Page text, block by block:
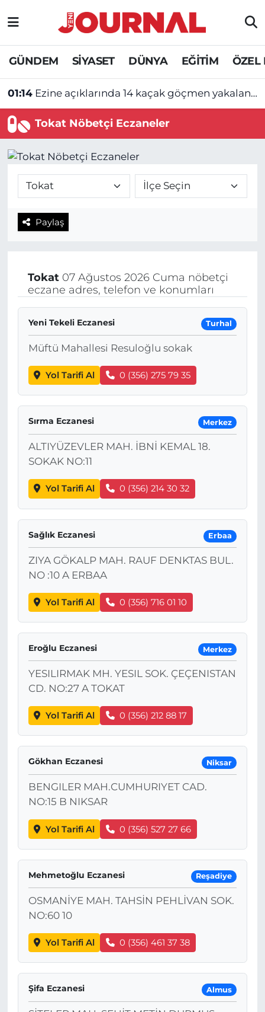
GÜNDEM SİYASET DÜNYA EĞİTİM ÖZEL
01:14 Ezine açıklarında 14 kaçak göçmen yakalandı
Tokat Nöbetçi Eczaneler
Paylaş
Tokat07 Ağustos 2026 Cuma nöbetçi
eczane adres, telefon ve konumları
Yeni Tekeli Eczanesi Turhal
Müftü Mahallesi Resuloğlu sokak
Yol Tarifi Al 0 (356) 275 79 35
Sırma Eczanesi Merkez
ALTIYÜZEVLER MAH. İBNİ KEMAL 18.
SOKAK NO:11
Yol Tarifi Al 0 (356) 214 30 32
Sağlık Eczanesi Erbaa
ZIYA GÖKALP MAH. RAUF DENKTAS BUL.
NO :10 A ERBAA
Yol Tarifi Al 0 (356) 716 01 10
Eroğlu Eczanesi Merkez
YESILIRMAK MH. YESIL SOK. ÇEÇENISTAN
CD. NO:27 A TOKAT
Yol Tarifi Al 0 (356) 212 88 17
Gökhan Eczanesi Niksar
BENGILER MAH.CUMHURIYET CAD.
NO:15 B NIKSAR
Yol Tarifi Al 0 (356) 527 27 66
Mehmetoğlu Eczanesi Reşadiye
OSMANİYE MAH. TAHSİN PEHLİVAN SOK.
NO:60 10
Yol Tarifi Al 0 (356) 461 37 38
Şifa Eczanesi Almus
GÜNDEM
SİYASET
SAĞLIK
DÜNYA
ÖZEL HABER
Nöbetçi Eczaneler
Hava Durumu
Trafik Durumu
Süper Lig Puan Durumu ve Fikstür
Tüm Manşetler
Son Dakika Haberleri
Haber Arşivi